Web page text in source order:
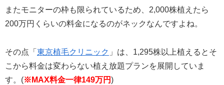
またモニターの枠も限られているため、2,000株植えたら
200万円くらいの料金になるのがネックなんですよね。
その点「 東京植毛クリニック 」は、1,295株以上植えるとそ
こから料金は変わらない植え放題プランを展開していま
す。(※MAX料金一律149万円)